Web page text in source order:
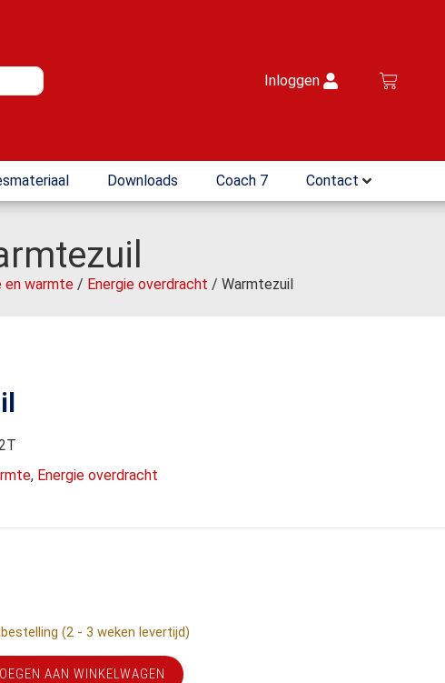
Inloggen
Downloads Coach 7 Contact
en warmte / Energie overdracht / Warmtezuil
, Energie overdracht
(2 - 3 weken levertijd)
AAN WINKELWAGEN